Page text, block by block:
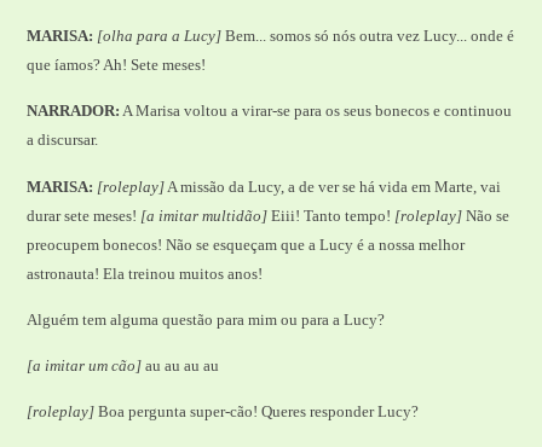
MARISA: [olha para a Lucy] Bem... somos só nós outra vez Lucy... onde é
que íamos? Ah! Sete meses!
NARRADOR: A Marisa voltou a virar-se para os seus bonecos e continuou
a discursar.
MARISA: [roleplay] A missão da Lucy, a de ver se há vida em Marte, vai
durar sete meses! [a imitar multidão] Eiii! Tanto tempo! [roleplay] Não se
preocupem bonecos! Não se esqueçam que a Lucy é a nossa melhor
astronauta! Ela treinou muitos anos!
Alguém tem alguma questão para mim ou para a Lucy?
[a imitar um cão] au au au au
[roleplay] Boa pergunta super-cão! Queres responder Lucy?